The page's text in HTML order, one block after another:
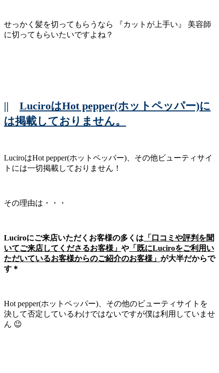
せっかく髪を切ってもらうなら 『カットが上手い』 美容師
に切ってもらいたいですよね？
|| LuciroはHot pepper(ホットペッパー)に
は掲載しておりません。
LuciroはHot pepper(ホットペッパー)、その他ビューティサイ
トには一切掲載しておりません！
その理由は・・・
Luciroにご来店いただくお客様の多くは 「口コミや評判を聞
いてご来店してくださるお客様」 や 「既にLuciroをご利用い
ただいているお客様からのご紹介のお客様」 が大半だからで
す＊
Hot pepper(ホットペッパー)、その他のビューティサイトを
決して否定しているわけではないですが僕は利用していませ
ん 😉